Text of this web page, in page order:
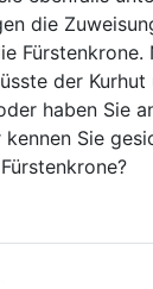
die
Fürstenkrone.
der Kurhut
haben Sie
Sie